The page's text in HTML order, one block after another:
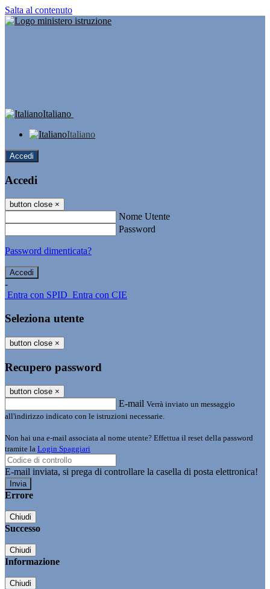
Salta al contenuto
Italiano
Italiano
Accedi
Accedi
button close ×
Nome Utente
Password
Password dimenticata?
-
Entra con SPID Entra con CIE
Seleziona utente
button close ×
Recupero password
button close ×
E-mail Verrà inviato un messaggio
all'indirizzo indicato con le istruzioni necessarie.
Non hai una e-mail associata al nome utente? Effettua il reset della password
tramite la Login Spaggiari
E-mail inviata, si prega di controllare la casella di posta elettronica!
Errore
Chiudi
Successo
Chiudi
Informazione
Chiudi